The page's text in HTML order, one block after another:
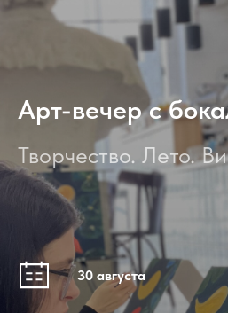
Арт-вечер с
Творчество. Лето.
30 августа